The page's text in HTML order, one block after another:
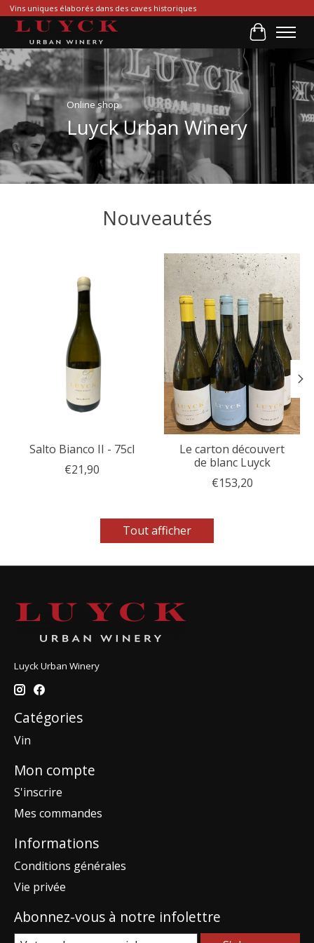
Vins uniques élaborés dans des caves historiques
Panier
Hero slideshow items
Online shop
Luyck Urban Winery
Nouveautés
Articles du carrousel de produits
Salto Bianco II - 75cl
€21,90
Le carton découvert
de blanc Luyck
€153,20
Tout afficher
Luyck Urban Winery
Catégories
Vin
Mon compte
S'inscrire
Mes commandes
Informations
Conditions générales
Vie privée
Abonnez-vous à notre infolettre